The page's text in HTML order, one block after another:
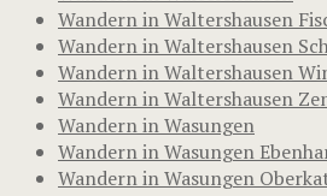
Wandern in Waltershausen
Wandern in Waltershausen
Wandern in Waltershausen
Wandern in Waltershausen
Wandern in Wasungen
Wandern in Wasungen
Wandern in Wasungen